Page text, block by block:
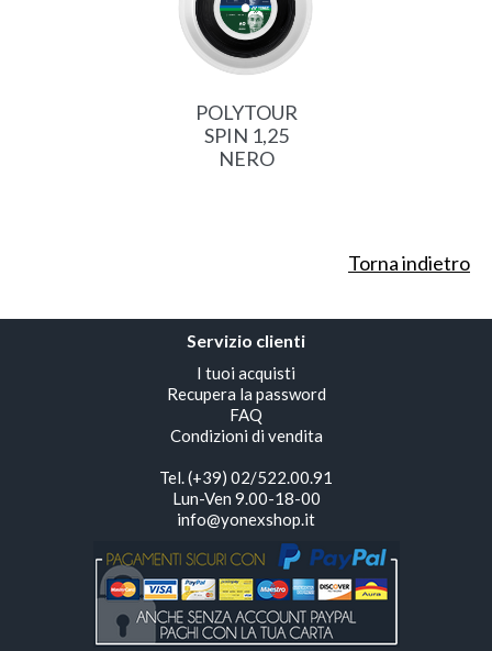
POLYTOUR
SPIN 1,25
NERO
Torna indietro
Servizio clienti
I tuoi acquisti
Recupera la password
FAQ
Condizioni di vendita
Tel. (+39) 02/522.00.91
Lun-Ven 9.00-18-00
info@yonexshop.it